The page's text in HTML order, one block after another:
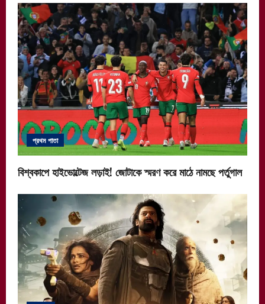
প্রথম পাতা
বিশ্বকাপে হাইভোল্টেজ লড়াই! জোটাকে স্মরণ করে মাঠে নামছে পর্তুগাল